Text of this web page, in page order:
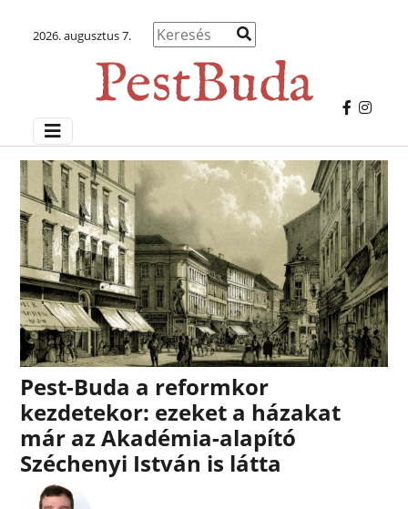
2026. augusztus 7.
Pest-Buda a reformkor
kezdetekor: ezeket a házakat
már az Akadémia-alapító
Széchenyi István is látta